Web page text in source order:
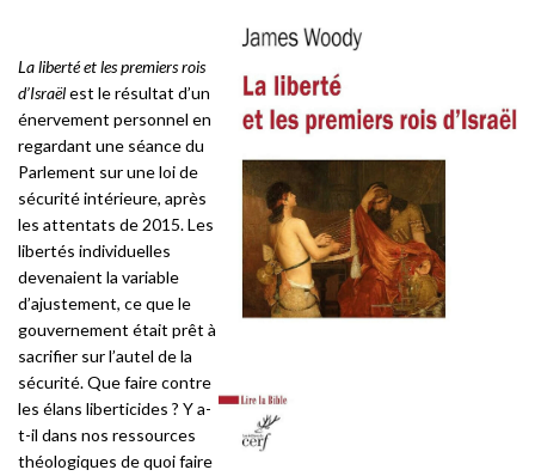
La liberté et les premiers rois
d’Israëlest le résultat d’un
énervement personnel en
regardant une séance du
Parlement sur une loi de
sécurité intérieure, après
les attentats de 2015. Les
libertés individuelles
devenaient la variable
d’ajustement, ce que le
gouvernement était prêt à
sacrifier sur l’autel de la
sécurité. Que faire contre
les élans liberticides ? Y a-
t-il dans nos ressources
théologiques de quoi faire